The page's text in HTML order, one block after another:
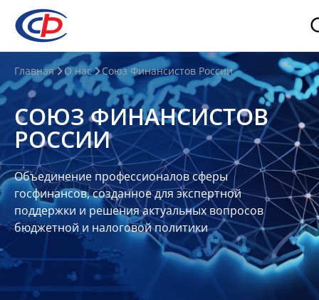
О
нас
О
СФР
Совет
Союза
Участники
Планы
отчеты
Контакты
Главная О нас Союз Финансистов России
СОЮЗ ФИНАНСИСТОВ
РОССИИ
Объединение профессионалов сферы
госфинансов, созданное для экспертной
поддержки и решения актуальных вопросов
бюджетной и налоговой политики